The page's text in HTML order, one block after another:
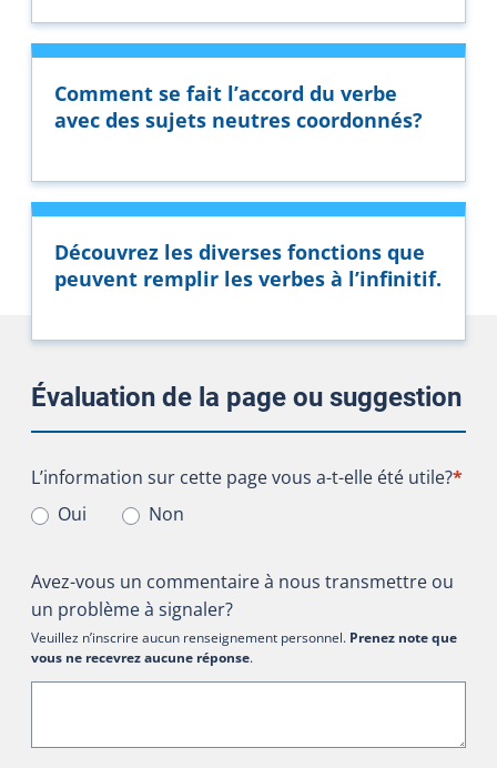
Comment se fait l’accord du verbe
avec des sujets neutres coordonnés?
Découvrez les diverses fonctions que
peuvent remplir les verbes à l’infinitif.
Évaluation de la page ou suggestion
L’information sur cette page vous a-t-elle été utile?
L’information sur cette page vous a-t-elle été utile?*
Oui
Non
Avez-vous un commentaire à nous transmettre ou
un problème à signaler?
Veuillez n’inscrire aucun renseignement personnel. Prenez note que
vous ne recevrez aucune réponse.